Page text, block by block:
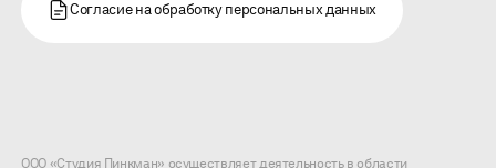
Согласие на обработку персональных данных
ООО «Студия Пинкман» осуществляет деятельность в области